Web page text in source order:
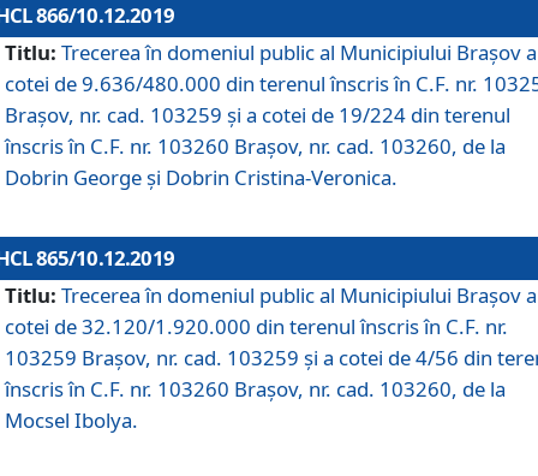
866/10.12.2019
Titlu: Trecerea în domeniul public al Municipiului Braşov a
cotei de 9.636/480.000 din terenul înscris în C.F. nr.
Brașov, nr. cad. 103259 și a cotei de 19/224 din terenul
înscris în C.F. nr. 103260 Brașov, nr. cad. 103260, de la
Dobrin George și Dobrin Cristina-Veronica.
865/10.12.2019
Titlu: Trecerea în domeniul public al Municipiului Braşov a
cotei de 32.120/1.920.000 din terenul înscris în C.F. nr.
103259 Brașov, nr. cad. 103259 și a cotei de 4/56 din
înscris în C.F. nr. 103260 Brașov, nr. cad. 103260, de la
Mocsel Ibolya.